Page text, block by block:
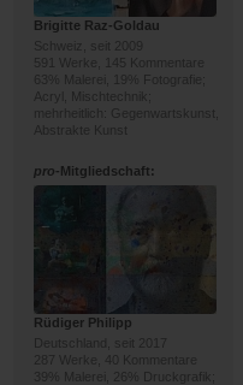
Brigitte Raz-Goldau
Schweiz, seit 2009
591 Werke, 145 Kommentare
63% Malerei, 19% Fotografie;
Acryl, Mischtechnik;
mehrheitlich: Gegenwartskunst,
Abstrakte Kunst
pro-Mitgliedschaft:
Rüdiger Philipp
Deutschland, seit 2017
287 Werke, 40 Kommentare
39% Malerei, 26% Druckgrafik;